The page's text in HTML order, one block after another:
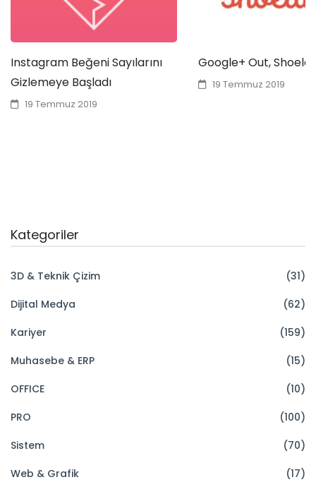
Instagram Beğeni Sayılarını
Gizlemeye Başladı
19 Temmuz 2019
Google+ Out,
19 Temmuz 2019
Kategoriler
3D & Teknik Çizim
(31)
Dijital Medya
(62)
Kariyer
(159)
Muhasebe & ERP
(15)
OFFICE
(10)
PRO
(100)
Sistem
(70)
Web & Grafik
(17)